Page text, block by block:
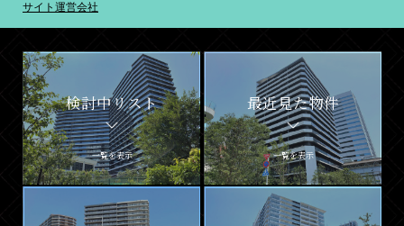
サイト運営会社
検討中リスト
一覧を表示
最近見た物件
一覧を表示